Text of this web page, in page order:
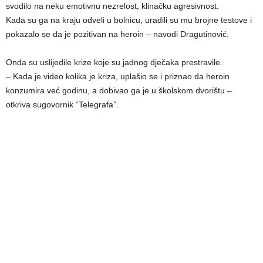
svodilo na neku emotivnu nezrelost, klinačku agresivnost.
Kada su ga na kraju odveli u bolnicu, uradili su mu brojne testove i
pokazalo se da je pozitivan na heroin – navodi Dragutinović.
Onda su uslijedile krize koje su jadnog dječaka prestravile.
– Kada je video kolika je kriza, uplašio se i priznao da heroin
konzumira već godinu, a dobivao ga je u školskom dvorištu –
otkriva sugovornik “Telegrafa”.